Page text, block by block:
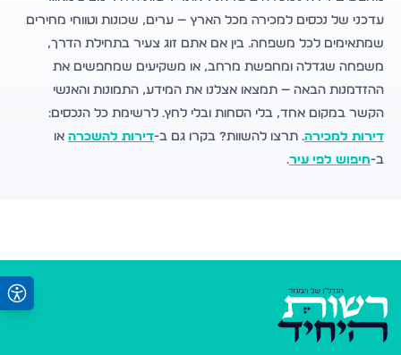
עדכני של נכסים למכירה מכל הארץ — ערים, שכונות וטווחי מחירים
שמתאימים לכל משפחה. בין אם אתם זוג צעיר בתחילת הדרך,
משפחה שגדלה ומחפשת מרחב, או משקיעים שמחפשים את
ההזדמנות הבאה — תמצאו אצלנו את המידע, התמונות והאנשי
הקשר במקום אחד, בלי הסחות ובלי לחץ. לרשימת כל הנכסים:
דירות למכירה. תרצו להשוות? בקרו גם ב-דירות להשכרה או
ב-חיפוש לפי עיר.